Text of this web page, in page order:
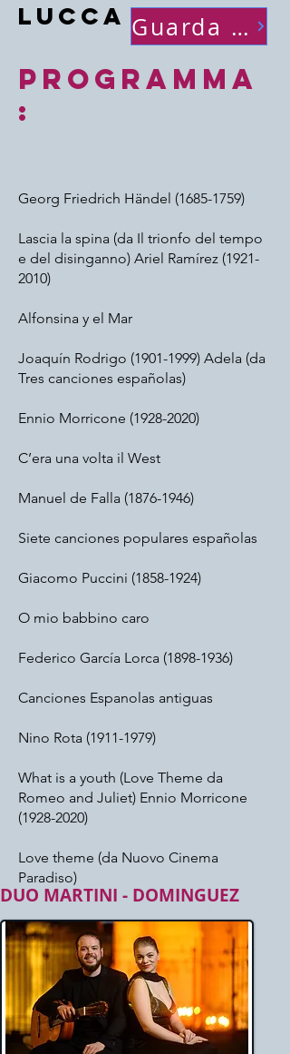
Lucca
programma
:
Georg Friedrich Händel (1685-1759)
Lascia la spina (da Il trionfo del tempo
e del disinganno) Ariel Ramírez (1921-
2010)
Alfonsina y el Mar
Joaquín Rodrigo (1901-1999) Adela (da
Tres canciones españolas)
Ennio Morricone (1928-2020)
C’era una volta il West
Manuel de Falla (1876-1946)
Siete canciones populares españolas
Giacomo Puccini (1858-1924)
O mio babbino caro
Federico García Lorca (1898-1936)
Canciones Espanolas antiguas
Nino Rota (1911-1979)
What is a youth (Love Theme da
Romeo and Juliet) Ennio Morricone
(1928-2020)
Love theme (da Nuovo Cinema
Paradiso)
Händel (1685-1
DUO MARTINI - DOMINGUEZ
Guarda foto